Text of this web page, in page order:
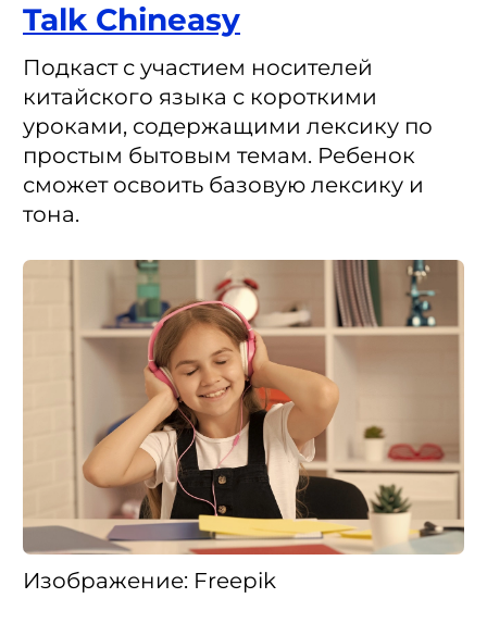
Talk Chineasy
Подкаст с участием носителей
китайского языка с короткими
уроками, содержащими лексику по
простым бытовым темам. Ребенок
сможет освоить базовую лексику и
тона.
Изображение: Freepik